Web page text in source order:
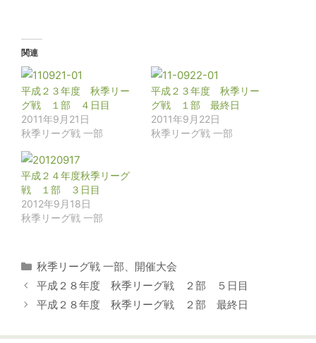
関連
平成２３年度 秋季リー
グ戦 １部 ４日目
2011年9月21日
秋季リーグ戦 一部
平成２３年度 秋季リー
グ戦 １部 最終日
2011年9月22日
秋季リーグ戦 一部
平成２４年度秋季リーグ
戦 １部 ３日目
2012年9月18日
秋季リーグ戦 一部
カ
テ
ゴ
リ
秋季リーグ戦 一部、 開催大会
平成２８年度 秋季リーグ戦 ２部 ５日目
平成２８年度 秋季リーグ戦 ２部 最終日